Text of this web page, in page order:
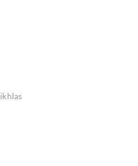
ikhlas